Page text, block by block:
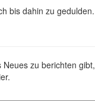
bis dahin zu gedulden.
Neues zu berichten